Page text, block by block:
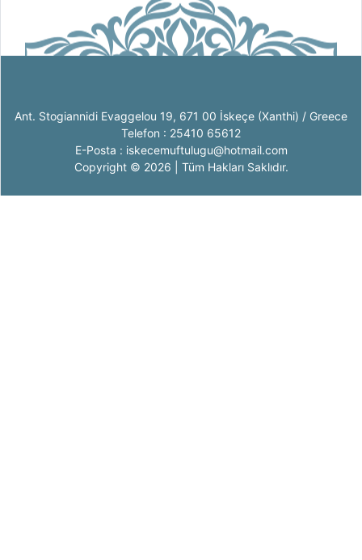
Ant. Stogiannidi Evaggelou 19, 671 00 İskeçe (Xanthi) / Greece
Telefon : 25410 65612
E-Posta : iskecemuftulugu@hotmail.com
Copyright © 2026 | Tüm Hakları Saklıdır.